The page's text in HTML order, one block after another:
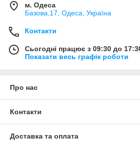
м. Одеса
Базова,17, Одеса, Україна
Контакти
Сьогодні працює з 09:30 до
Показати весь графік роботи
Про нас
Контакти
Доставка та оплата